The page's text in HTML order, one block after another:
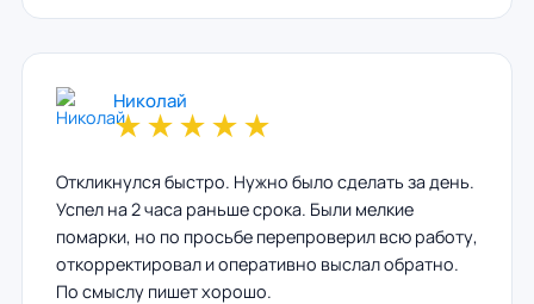
Николай
★★★★★
Откликнулся быстро. Нужно было сделать за день.
Успел на 2 часа раньше срока. Были мелкие
помарки, но по просьбе перепроверил всю работу,
откорректировал и оперативно выслал обратно.
По смыслу пишет хорошо.